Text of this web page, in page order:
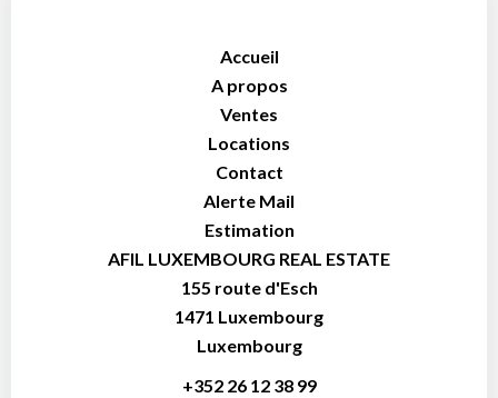
Accueil
A propos
Ventes
Locations
Contact
Alerte Mail
Estimation
AFIL LUXEMBOURG REAL ESTATE
155 route d'Esch
1471 Luxembourg
Luxembourg
+352 26 12 38 99